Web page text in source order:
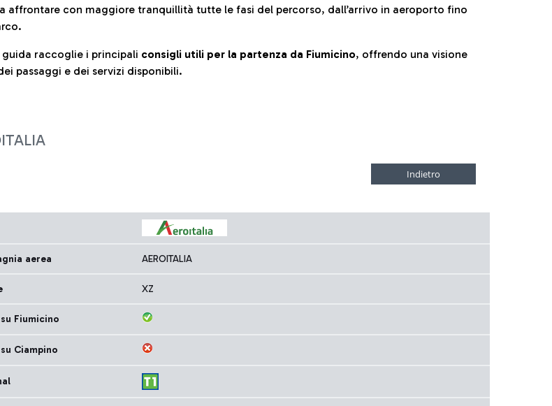
affrontare con maggiore tranquillità tutte le fasi del percorso, dall’arrivo in aeroporto fino
guida raccoglie i principali consigli utili per la partenza da Fiumicino, offrendo una visione
passaggi e dei servizi disponibili.
aerea AEROITALIA
XZ
Fiumicino
Ciampino